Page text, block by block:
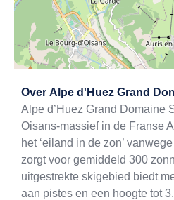
Over Alpe d'Huez Grand
Alpe d’Huez Grand Domaine
Oisans-massief in de Franse
het ‘eiland in de zon’
zorgt voor gemiddeld 300
uitgestrekte skigebied biedt
aan pistes en een hoogte tot